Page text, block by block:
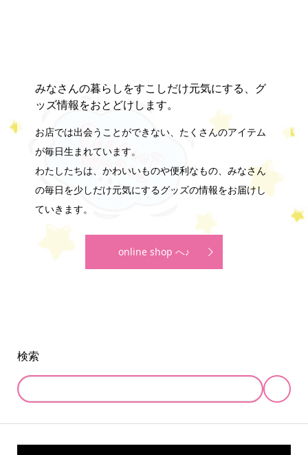
みなさんの暮らしをすこしだけ元気にする、グ
ッズ情報をおとどけします。
お店では出会うことができない、たくさんのアイテム
が毎日生まれています。
わたしたちは、かわいいものや便利なもの、みなさん
の毎日を少しだけ元気にするグッズの情報をお届けし
ていきます。
online shop へ♪
検索
online store company info contact us share me!